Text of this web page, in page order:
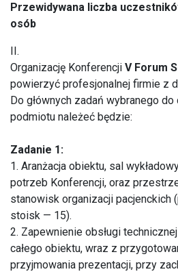
Przewidywana liczba
osób
II.
Organizację Konferencji V Forum
powierzyć profesjonalnej firmie z
Do głównych zadań wybranego
podmiotu należeć będzie:
Zadanie 1:
1. Aranżacja obiektu, sal
potrzeb Konferencji, oraz
stanowisk organizacji pacjenckich
stoisk — 15).
2. Zapewnienie obsługi
całego obiektu, wraz z
przyjmowania prezentacji, przy